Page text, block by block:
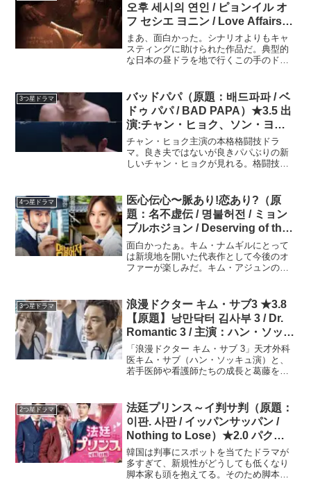
오후 세시의 연인 / ピョンイル オ
フ セシエ ヨニン / Love Affairs in
the Afternoon）★3.0 パク・ハソ
ン、イ・サンヨプ
まあ、面白かった。シナリオよりもキャ
スティングに助けられた作品だ。典型的
な日本の昼ドラを地で行くこの手のドラ
3つ星ドラマ
バッドパパ（原題：배드파파 / ベ
ドゥ パパ / BAD PAPA）★3.5 出
演:チャン・ヒョク、ソン・ヨウ
ン、シン・ウンス、キム・ジェギ
ョン(RAINBOW)～韓国ドラマ、
OST紹介
チャン・ヒョク主演の本格格闘技ドラ
マ。良き夫ではないが良きパパぶりの新
しいチャン・ヒョクが見れる。格闘技好
4つ星ドラマ
医心伝心〜脈あり!恋あり?（原
題：名不虚伝 / 명불허전 / ミョン
ブルホジョン / Deserving of the
Name）★4.0 キャスト：キム･ナ
ムギル、キム･アジュン
面白かったぁ。キム・ナムギルにとって
は新境地を開いた代表作として今後のオ
ファーが楽しみだ。キム・アジュンの魅
3つ星ドラマ
浪漫ドクター キム・サブ3 ★3.8
【原題】낭만닥터 김사부 3 / Dr.
Romantic 3 / 主演：ハン・ソッキ
ュ、アン・ヒョソプ、イ・ソンギ
ョン
「浪漫ドクター キム・サブ 3」天才外科
医キム・サブ（ハン・ソッキュ演）と、
若手医師や看護師たちの成長と葛藤を描
2つ星ドラマ
法廷プリンス～イ判サ判（原題：
이판. 사판 / イッパンサッパン /
Nothing to Lose）★2.0 パク・
ウンビン、ヨン・ウジン
韓国は判事にスポットを当てたドラマが
多すぎて、新規性がどうしても低くなり
脚本家も頭を抱えてる。そのため脚本よ